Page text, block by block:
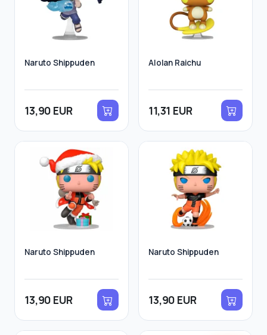
Naruto Shippuden
13,90 EUR
Alolan Raichu
11,31 EUR
Naruto Shippuden
13,90 EUR
Naruto Shippuden
13,90 EUR